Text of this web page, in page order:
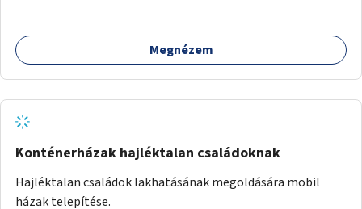
Megnézem
Konténerházak hajléktalan családoknak
Hajléktalan családok lakhatásának megoldására mobil
házak telepítése.